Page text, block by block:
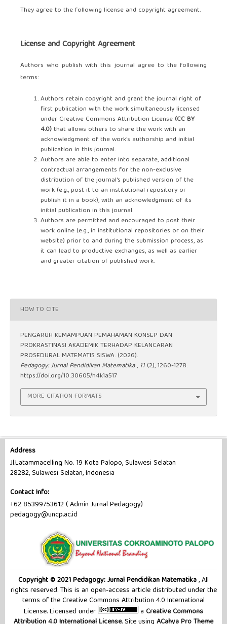
They agree to the following license and copyright agreement.
License and Copyright Agreement
Authors who publish with this journal agree to the following
terms:
Authors retain copyright and grant the journal right of
first publication with the work simultaneously licensed
under Creative Commons Attribution License (CC BY
4.0)that allows others to share the work with an
acknowledgment of the work's authorship and initial
publication in this journal.
Authors are able to enter into separate, additional
contractual arrangements for the non-exclusive
distribution of the journal's published version of the
work (e.g., post it to an institutional repository or
publish it in a book), with an acknowledgment of its
initial publication in this journal.
Authors are permitted and encouraged to post their
work online (e.g., in institutional repositories or on their
website) prior to and during the submission process, as
it can lead to productive exchanges, as well as earlier
and greater citation of published work.
HOW TO CITE
PENGARUH KEMAMPUAN PEMAHAMAN KONSEP DAN
PROKRASTINASI AKADEMIK TERHADAP KELANCARAN
PROSEDURAL MATEMATIS SISWA. (2026).
Pedagogy: Jurnal Pendidikan Matematika, 11 (2), 1260-1278.
https://doi.org/10.30605/h4k1a517
MORE CITATION FORMATS
Address
Jl.Latammacelling No. 19 Kota Palopo, Sulawesi Selatan
28282, Sulawesi Selatan, Indonesia
Contact Info:
+62 85399753612 ( Admin Jurnal Pedagogy)
pedagogy@uncp.ac.id
Copyright © 2021 Pedagogy: Jurnal Pendidikan Matematika, All
rights reserved. This is an open-access article distributed under the
terms of the Creative Commons Attribution 4.0 International
License. Licensed under
a Creative Commons